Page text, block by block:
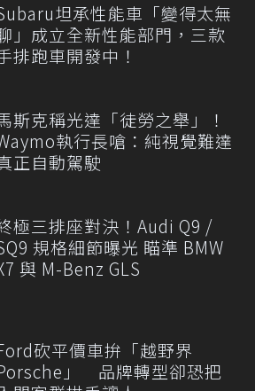
坦承性能車「變得太無
」成立全新性能部門，三款
排跑車開發中！
斯克稱光達「徒勞之舉」！
執行長嗆：純視覺難達
正自動駕駛
極三排座對決！Audi Q9 /
規格細節曝光 瞄準 BMW
與 M-Benz GLS
砍平價車拚「越野界
」 品牌轉型卻恐把